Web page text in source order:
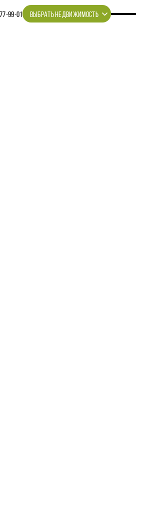
ВЫБРАТЬ НЕДВИЖИМОСТЬ